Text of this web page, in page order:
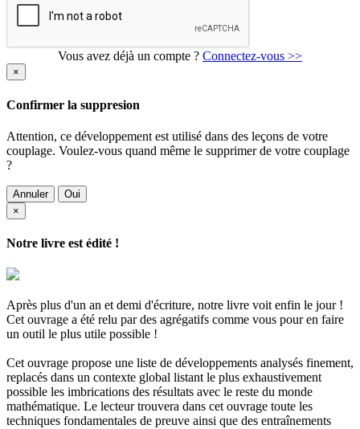
Vous avez déjà un compte ? Connectez-vous >>
×
Confirmer la suppresion
Attention, ce développement est utilisé dans des leçons de votre
couplage. Voulez-vous quand même le supprimer de votre couplage
?
Annuler
Oui
×
Notre livre est édité !
Après plus d'un an et demi d'écriture, notre livre voit enfin le jour !
Cet ouvrage a été relu par des agrégatifs comme vous pour en faire
un outil le plus utile possible !
Cet ouvrage propose une liste de développements analysés finement,
replacés dans un contexte global listant le plus exhaustivement
possible les imbrications des résultats avec le reste du monde
mathématique. Le lecteur trouvera dans cet ouvrage toute les
techniques fondamentales de preuve ainsi que des entraînements